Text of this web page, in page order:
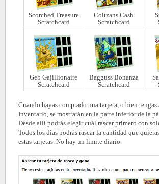
Scorched Treasure
Scratchcard
Coltzans Cash
Scratchcard
Geb Gajillionaire
Scratchcard
Bagguss Bonanza
Scratchcard
Cuando hayas comprado una tarjeta, o bien tengas
Inventario, se mostrarán en la parte inferior de la
Desde allí podrás elegir cuál rascar primero con
Todos los días podrás rascar la cantidad que
estas tarjetas. No hay un limite diario.